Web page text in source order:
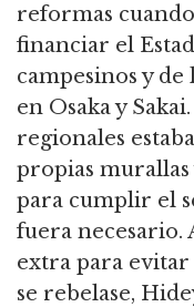
reformas
financiar el
campesinos y
en Osaka y Sakai.
regionales
propias murallas
para cumplir el
fuera necesario.
extra para
se rebelase,